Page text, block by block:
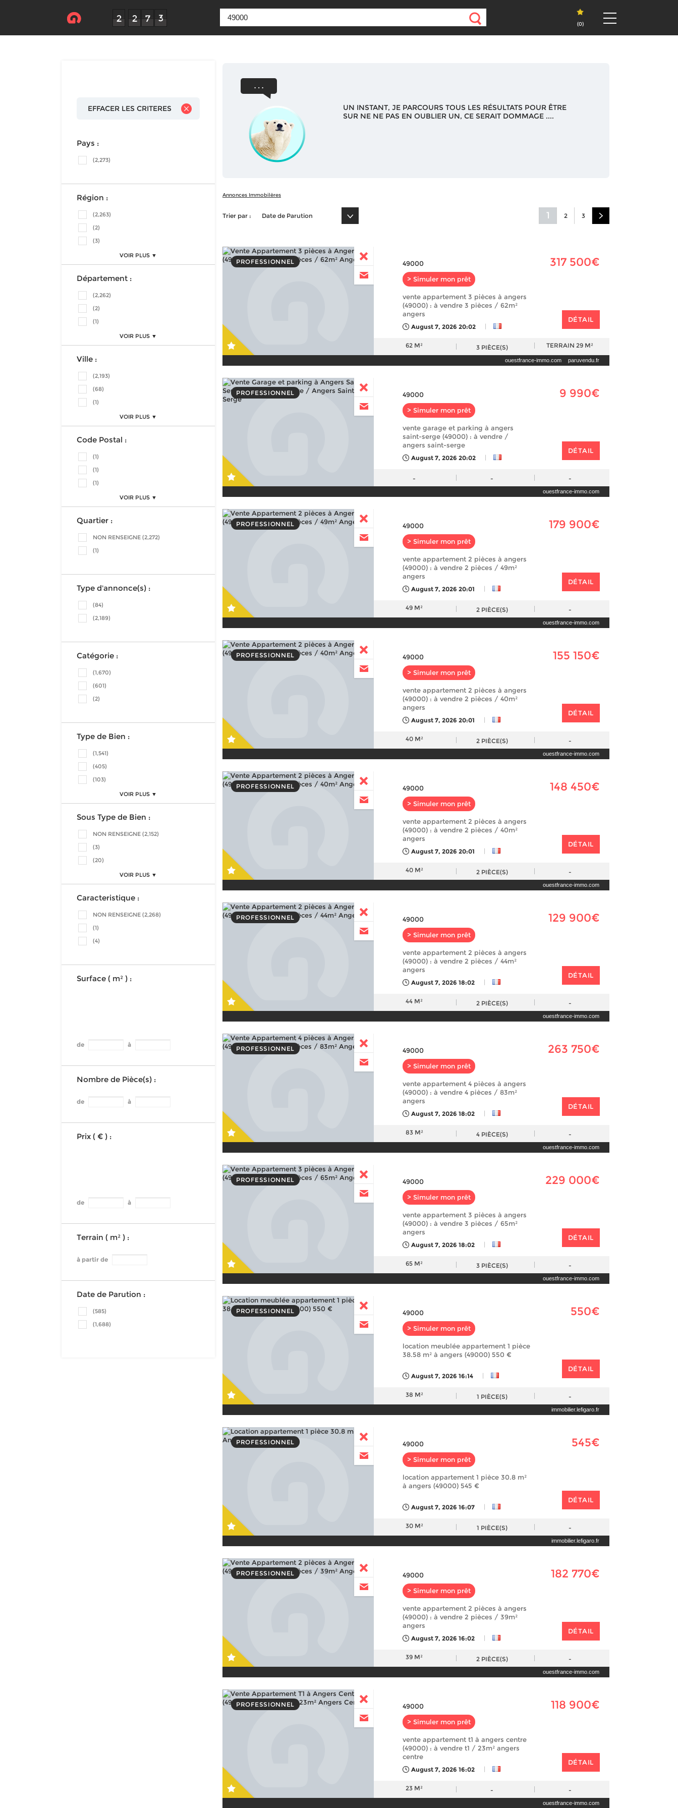
(0)
UN INSTANT, JE PARCOURS TOUS LES RÉSULTATS POUR ÊTRE
SUR NE NE PAS EN OUBLIER UN, CE SERAIT DOMMAGE ....
EFFACER LES CRITERES
Pays :
(2,273)
Région :
(2,263)
(2)
(3)
VOIR PLUS ▼
Département :
(2,262)
(2)
(1)
VOIR PLUS ▼
Ville :
(2,193)
(68)
(1)
VOIR PLUS ▼
Code Postal :
(1)
(1)
(1)
VOIR PLUS ▼
Quartier :
NON RENSEIGNE (2,272)
(1)
Type d'annonce(s) :
(84)
(2,189)
Catégorie :
(1,670)
(601)
(2)
Type de Bien :
(1,541)
(405)
(103)
VOIR PLUS ▼
Sous Type de Bien :
NON RENSEIGNE (2,152)
(3)
(20)
VOIR PLUS ▼
Caracteristique :
NON RENSEIGNE (2,268)
(1)
(4)
Surface ( m² ) :
de à
Nombre de Pièce(s) :
de à
Prix ( € ) :
de à
Terrain ( m² ) :
à partir de
Date de Parution :
(585)
(1,688)
Annonces Immobilères
1 2 3
Trier par : Date de Parution
PROFESSIONNEL 49000
> Simuler mon prêt
317 500€
vente appartement 3 pièces à angers
(49000) : à vendre 3 pièces / 62m²
angers
August 7, 2026 20:02 |
DÉTAIL
62 M² 3 PIÈCE(S) TERRAIN 29 M²
ouestfrance-immo.com paruvendu.fr
PROFESSIONNEL 49000
> Simuler mon prêt
9 990€
vente garage et parking à angers
saint-serge (49000) : à vendre /
angers saint-serge
August 7, 2026 20:02 |
DÉTAIL
- - -
ouestfrance-immo.com
PROFESSIONNEL 49000
> Simuler mon prêt
179 900€
vente appartement 2 pièces à angers
(49000) : à vendre 2 pièces / 49m²
angers
August 7, 2026 20:01 |
DÉTAIL
49 M² 2 PIÈCE(S) -
ouestfrance-immo.com
PROFESSIONNEL 49000
> Simuler mon prêt
155 150€
vente appartement 2 pièces à angers
(49000) : à vendre 2 pièces / 40m²
angers
August 7, 2026 20:01 |
DÉTAIL
40 M² 2 PIÈCE(S) -
ouestfrance-immo.com
PROFESSIONNEL 49000
> Simuler mon prêt
148 450€
vente appartement 2 pièces à angers
(49000) : à vendre 2 pièces / 40m²
angers
August 7, 2026 20:01 |
DÉTAIL
40 M² 2 PIÈCE(S) -
ouestfrance-immo.com
PROFESSIONNEL 49000
> Simuler mon prêt
129 900€
vente appartement 2 pièces à angers
(49000) : à vendre 2 pièces / 44m²
angers
August 7, 2026 18:02 |
DÉTAIL
44 M² 2 PIÈCE(S) -
ouestfrance-immo.com
PROFESSIONNEL 49000
> Simuler mon prêt
263 750€
vente appartement 4 pièces à angers
(49000) : à vendre 4 pièces / 83m²
angers
August 7, 2026 18:02 |
DÉTAIL
83 M² 4 PIÈCE(S) -
ouestfrance-immo.com
PROFESSIONNEL 49000
> Simuler mon prêt
229 000€
vente appartement 3 pièces à angers
(49000) : à vendre 3 pièces / 65m²
angers
August 7, 2026 18:02 |
DÉTAIL
65 M² 3 PIÈCE(S) -
ouestfrance-immo.com
PROFESSIONNEL 49000
> Simuler mon prêt
550€
location meublée appartement 1 pièce
38.58 m² à angers (49000) 550 €
August 7, 2026 16:14 |
DÉTAIL
38 M² 1 PIÈCE(S) -
immobilier.lefigaro.fr
PROFESSIONNEL 49000
> Simuler mon prêt
545€
location appartement 1 pièce 30.8 m²
à angers (49000) 545 €
August 7, 2026 16:07 |
DÉTAIL
30 M² 1 PIÈCE(S) -
immobilier.lefigaro.fr
PROFESSIONNEL 49000
> Simuler mon prêt
182 770€
vente appartement 2 pièces à angers
(49000) : à vendre 2 pièces / 39m²
angers
August 7, 2026 16:02 |
DÉTAIL
39 M² 2 PIÈCE(S) -
ouestfrance-immo.com
PROFESSIONNEL 49000
> Simuler mon prêt
118 900€
vente appartement t1 à angers centre
(49000) : à vendre t1 / 23m² angers
centre
August 7, 2026 16:02 |
DÉTAIL
23 M² - -
ouestfrance-immo.com